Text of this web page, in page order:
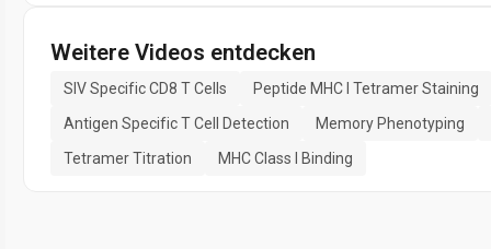
Weitere Videos entdecken
SIV Specific CD8 T Cells
Peptide MHC I Tetramer Staining
Antigen Specific T Cell Detection
Memory Phenotyping
Tetramer Titration
MHC Class I Binding